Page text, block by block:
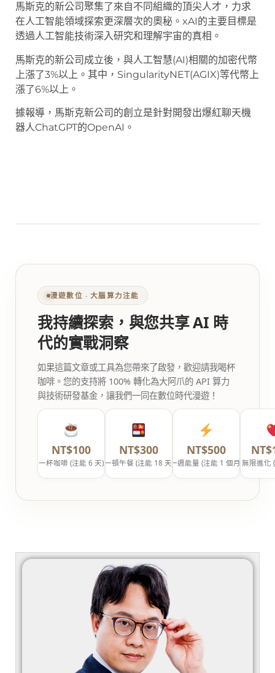
馬斯克的新公司聚集了來自不同組織的頂尖人才，力求
在人工智能領域探索更深層次的奧秘。xAI的主要目標是
透過人工智能技術深入研究和理解宇宙的真相。
馬斯克的新公司成立後，與人工智慧(AI)相關的加密代幣
上漲了3%以上。其中，SingularityNET(AGIX)等代幣上
漲了6%以上。
據報導，馬斯克新公司的創立是針對開發出爆紅聊天機
器人ChatGPT的OpenAI。
漫遊數位 ‧ 大腦算力注能
我持續探索，與您共享 AI 時
代的實戰洞察
如果這篇文章或工具為您帶來了啟發，歡迎請我喝杯
咖啡。您的支持將 100% 轉化為大阿爪的 API 算力
與技術研發基金，讓我們一同在數位時代漫遊！
NT$100
一杯咖啡 (注能 6 天)
NT$300
一頓午餐 (注能 18 天)
NT$500
一週能量 (注能 1 個月)無限進化